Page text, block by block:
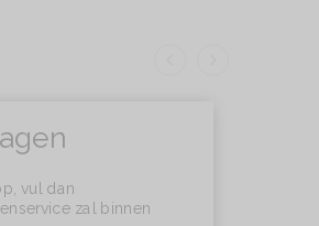
vul dan
zal binnen